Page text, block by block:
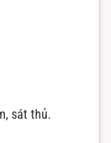
sát thủ.